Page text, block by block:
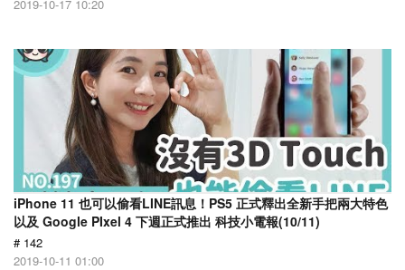
2019-10-17 10:20
iPhone 11 也可以偷看LINE訊息！PS5 正式釋出全新手把兩大特色
以及 Google PIxel 4 下週正式推出 科技小電報(10/11)
# 142
2019-10-11 01:00